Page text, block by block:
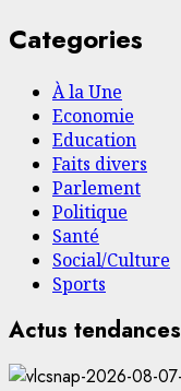
Categories
À la Une
Economie
Education
Faits divers
Parlement
Politique
Santé
Social/Culture
Sports
Actus tendances